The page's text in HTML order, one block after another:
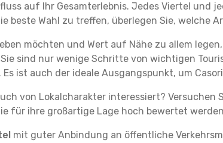
auf Ihr Gesamterlebnis. Jedes Viertel und
beste Wahl zu treffen, überlegen Sie, welche
möchten und Wert auf Nähe zu allem
sind nur wenige Schritte von wichtigen
ist auch der ideale Ausgangspunkt, um
von Lokalcharakter interessiert? Versuchen
für ihre großartige Lage hoch bewertet
mit guter Anbindung an öffentliche